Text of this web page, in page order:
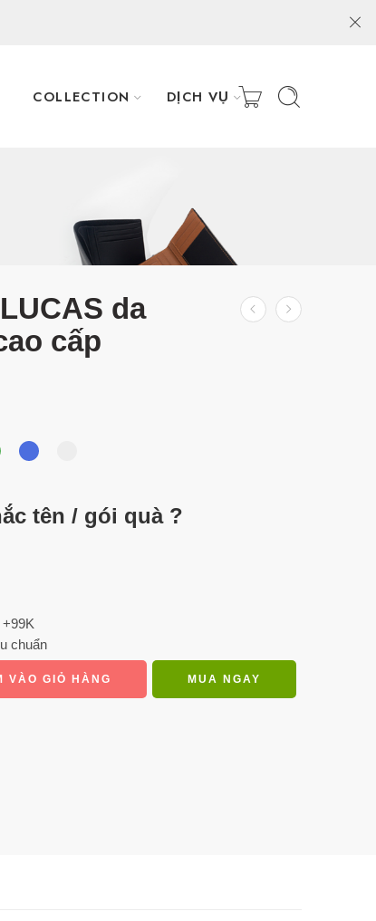
COLLECTION DỊCH VỤ
da
cấp
tên / gói quà ?
chuẩn
VÀO GIỎ HÀNG MUA NGAY